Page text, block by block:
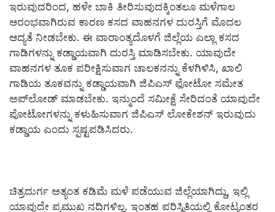
ಇರುವುದರಿಂದ, ಹಳೇ ಬಾಕಿ ತೀರಿಸುವುದಕ್ಕಿಂತಲೂ ಮಳೆಗಾಲ
ಆರಂಭವಾಗಿರುವ ಕಾರಣ ಕಸದ ವಾಹನಗಳ ದುರಸ್ತಿಗೆ ಮೊದಲ
ಆದ್ಯತೆ ನೀಡಬೇಕು. ಈ ವಾರಾಂತ್ಯದೊಳಗೆ ಜಿಲ್ಲೆಯ ಎಲ್ಲಾ ಕಸದ
ಗಾಡಿಗಳನ್ನು ಕಡ್ಡಾಯವಾಗಿ ದುರಸ್ತಿ ಮಾಡಿಸಬೇಕು. ಯಾವುದೇ
ವಾಹನಗಳ ತೂಕ ಪರೀಕ್ಷಿಸುವಾಗ ಚಾಲಕನನ್ನು ಕೆಳಗಿಳಿಸಿ, ಖಾಲಿ
ಗಾಡಿಯ ತೂಕವನ್ನು ಕಡ್ಡಾಯವಾಗಿ ಜಿಪಿಎಸ್ ಫೋಟೋ ಸಮೇತ
ಅಪ್‍ಲೋಡ್ ಮಾಡಬೇಕು. ಇನ್ಮುಂದೆ ಸಮೀಕ್ಷೆ ಸೇರಿದಂತೆ ಯಾವುದೇ
ಪೋಟೋಗಳನ್ನು ಕಳುಹಿಸುವಾಗ ಜಿಪಿಎಸ್ ಲೋಕೇಶನ್ ಇರುವುದು
ಕಡ್ಡಾಯ ಎಂದು ಸ್ಪಷ್ಟಪಡಿಸಿದರು.
ಚಿತ್ರದುರ್ಗ ಅತ್ಯಂತ ಕಡಿಮೆ ಮಳೆ ಪಡೆಯುವ ಜಿಲ್ಲೆಯಾಗಿದ್ದು, ಇಲ್ಲಿ
ಯಾವುದೇ ಪ್ರಮುಖ ನದಿಗಳಿಲ್ಲ. ಇಂತಹ ಪರಿಸ್ಥಿತಿಯಲ್ಲಿ ಕೋಟ್ಯಂತರ